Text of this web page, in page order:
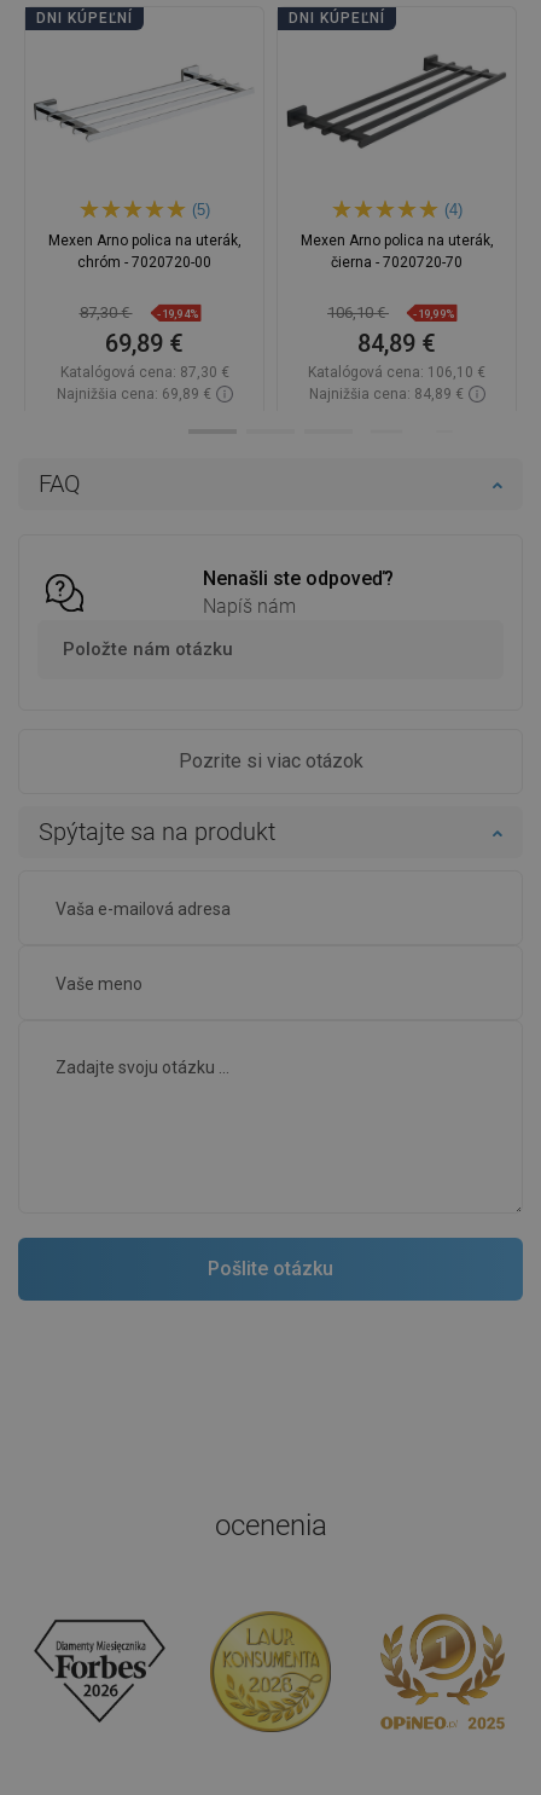
FAQ
Nenašli ste odpoveď?
Napíš nám
Položte nám otázku
Pozrite si viac otázok
Spýtajte sa na produkt
DNI KÚPEĽNÍ
(5)
Mexen Arno polica na uterák,
chróm - 7020720-00
87,30 € -19,94%
69,89 €
Katalógová cena: 87,30 €
Najnižšia cena: 69,89 €
DNI KÚPEĽNÍ
(4)
Mexen Arno polica na uterák,
čierna - 7020720-70
106,10 € -19,99%
84,89 €
Katalógová cena: 106,10 €
Najnižšia cena: 84,89 €
ocenenia